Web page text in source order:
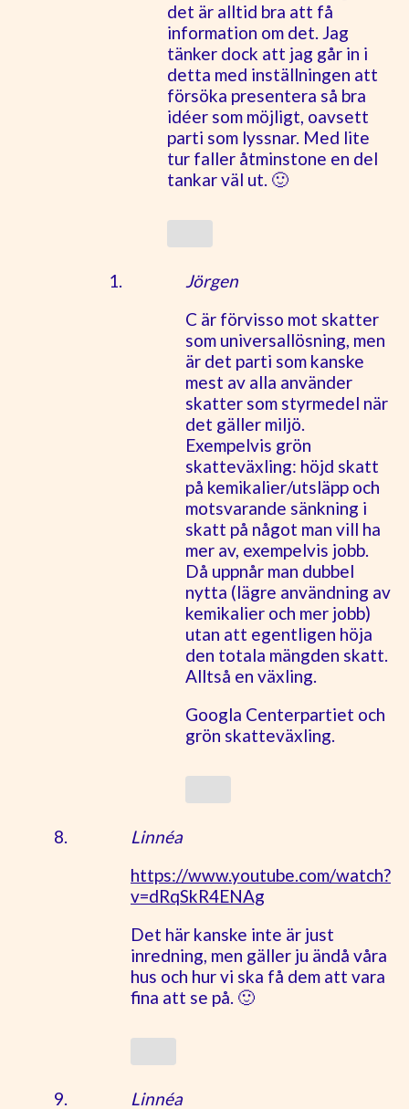
det är alltid bra att få
information om det. Jag
tänker dock att jag går in i
detta med inställningen att
försöka presentera så bra
idéer som möjligt, oavsett
parti som lyssnar. Med lite
tur faller åtminstone en del
tankar väl ut. 🙂
Jörgen
C är förvisso mot skatter
som universallösning, men
är det parti som kanske
mest av alla använder
skatter som styrmedel när
det gäller miljö.
Exempelvis grön
skatteväxling: höjd skatt
på kemikalier/utsläpp och
motsvarande sänkning i
skatt på något man vill ha
mer av, exempelvis jobb.
Då uppnår man dubbel
nytta (lägre användning av
kemikalier och mer jobb)
utan att egentligen höja
den totala mängden skatt.
Alltså en växling.
Googla Centerpartiet och
grön skatteväxling.
Linnéa
https://www.youtube.com/watch?
v=dRqSkR4ENAg
Det här kanske inte är just
inredning, men gäller ju ändå våra
hus och hur vi ska få dem att vara
fina att se på. 🙂
Linnéa